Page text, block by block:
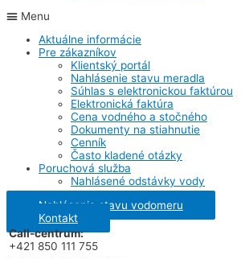
Menu
Aktuálne informácie
Pre zákazníkov
Klientský portál
Nahlásenie stavu meradla
Súhlas s elektronickou faktúrou
Elektronická faktúra
Cena vodného a stočného
Dokumenty na stiahnutie
Cenník
Často kladené otázky
Poruchová služba
Nahlásené odstávky vody
Nahlásenie stavu vodomeru
Kontakt
Call-centrum:
+421 850 111 755